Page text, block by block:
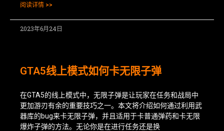
阅读详情 >>
2023年6月24日
GTA5线上模式如何卡无限子弹
在GTA5的线上模式中，无限子弹是让玩家在任务和战局中
更加游刃有余的重要技巧之一。本文将介绍如何通过利用武
器库的bug来卡无限子弹，并且适用于卡普通弹药和卡无限
爆炸子弹的方法。无论你是在进行任务还是换